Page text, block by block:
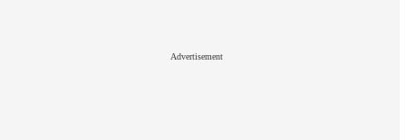
Advertisement